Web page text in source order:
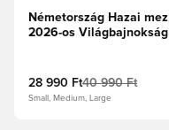
Németország Hazai mez
2026-os Világbajnokság
28 990 Ft40 990 Ft
Small, Medium, Large